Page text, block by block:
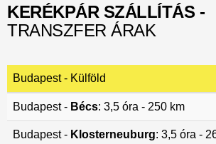
KERÉKPÁR SZÁLLÍTÁS -
TRANSZFER ÁRAK
Budapest - Külföld
Budapest - Bécs: 3,5 óra - 250 km
Budapest - Klosterneuburg: 3,5 óra -